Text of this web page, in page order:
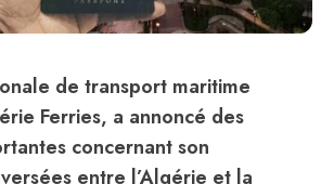
de transport maritime
Ferries, a annoncé des
concernant son
entre l’Algérie et la